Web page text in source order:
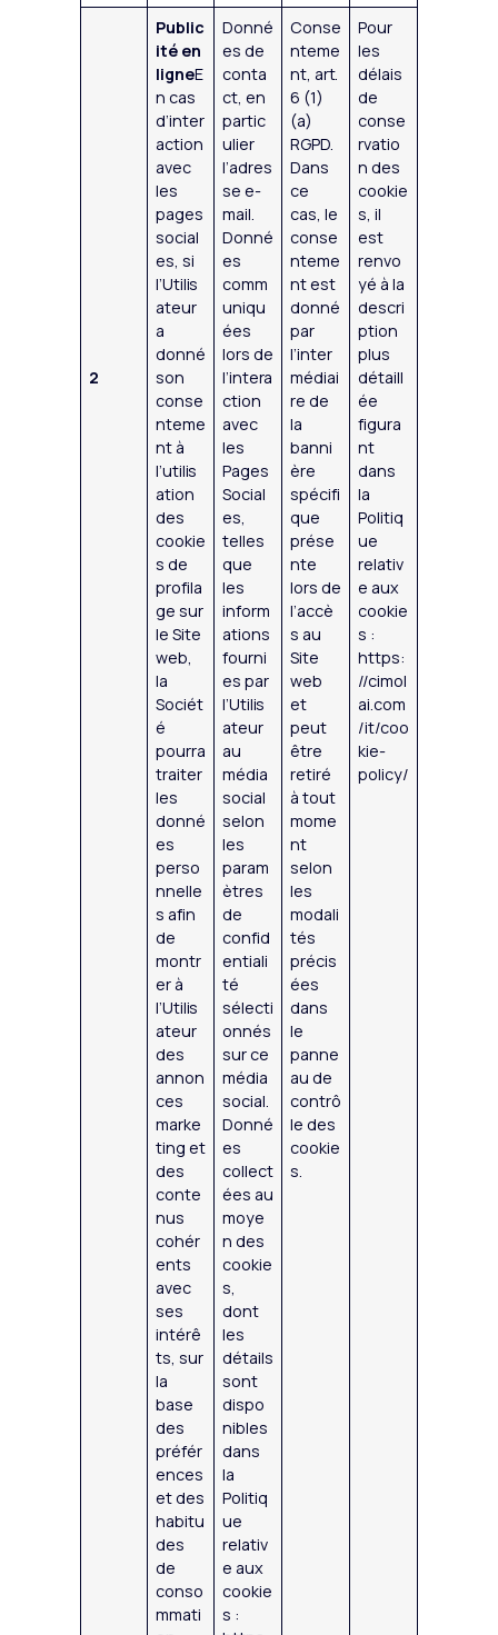
2
Public
ité en
ligneE
n cas
d’inter
action
avec
les
pages
social
es, si
l’Utilis
ateur
a
donné
son
conse
nteme
nt à
l’utilis
ation
des
cookie
s de
profila
ge sur
le Site
web,
la
Sociét
é
pourra
traiter
les
donné
es
perso
nnelle
s afin
de
montr
er à
l’Utilis
ateur
des
annon
ces
marke
ting et
des
conte
nus
cohér
ents
avec
ses
intérê
ts, sur
la
base
des
préfér
ences
et des
habitu
des
de
conso
mmati
Donné
es de
conta
ct, en
partic
ulier
l’adres
se e-
mail.
Donné
es
comm
uniqu
ées
lors de
l’intera
ction
avec
les
Pages
Social
es,
telles
que
les
inform
ations
fourni
es par
l’Utilis
ateur
au
média
social
selon
les
param
ètres
de
confid
entiali
té
sélecti
onnés
sur ce
média
social.
Donné
es
collect
ées au
moye
n des
cookie
s,
dont
les
détails
sont
dispo
nibles
dans
la
Politiq
ue
relativ
e aux
cookie
s :
Conse
nteme
nt, art.
6 (1)
(a)
RGPD.
Dans
ce
cas, le
conse
nteme
nt est
donné
par
l’inter
médiai
re de
la
banni
ère
spécifi
que
prése
nte
lors de
l’accè
s au
Site
web
et
peut
être
retiré
à tout
mome
nt
selon
les
modali
tés
précis
ées
dans
le
panne
au de
contrô
le des
cookie
s.
Pour
les
délais
de
conse
rvatio
n des
cookie
s, il
est
renvo
yé à la
descri
ption
plus
détaill
ée
figura
nt
dans
la
Politiq
ue
relativ
e aux
cookie
s :
https:
//cimol
ai.com
/it/coo
kie-
policy/